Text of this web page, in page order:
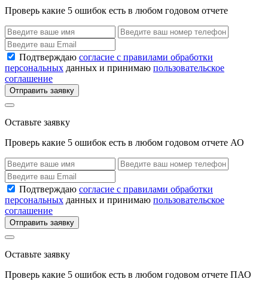
Проверь какие 5 ошибок есть в любом годовом отчете
Подтверждаю согласие с правилами обработки
персональных данных и принимаю пользовательское
соглашение
Отправить заявку
Оставьте заявку
Проверь какие 5 ошибок есть в любом годовом отчете АО
Подтверждаю согласие с правилами обработки
персональных данных и принимаю пользовательское
соглашение
Отправить заявку
Оставьте заявку
Проверь какие 5 ошибок есть в любом годовом отчете ПАО